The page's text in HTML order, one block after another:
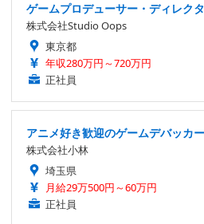
ゲームプロデューサー・ディレク
株式会社Studio Oops
東京都
年収280万円～720万円
正社員
アニメ好き歓迎のゲームデバッカ
株式会社小林
埼玉県
月給29万500円～60万円
正社員